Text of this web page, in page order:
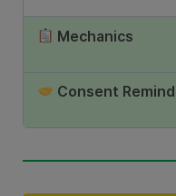
Mechanics
Consent